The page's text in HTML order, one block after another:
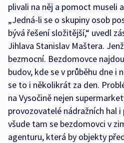
plivali na něj a pomoct museli
„Jedná-li se o skupiny osob
bývá řešení složitější,“ uvedl
Jihlava Stanislav Maštera.
bezmocní. Bezdomovce
budov, kde se v průběhu dne i
se to i několikrát za den.
na Vysočině nejen
provozovatelé nádražních hal
všude tam se bezdomovci v
agenturu, která by objekty